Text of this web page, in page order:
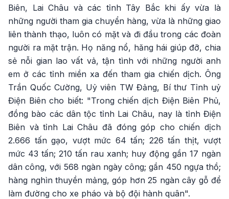
Biên, Lai Châu và các tỉnh Tây Bắc khi ấy vừa là
những người tham gia chuyển hàng, vừa là những giao
liên thành thạo, luôn có mặt và đi đầu trong các đoàn
người ra mặt trận. Họ năng nổ, hăng hái giúp đỡ, chia
sẻ nỗi gian lao vất vả, tận tình với những người anh
em ở các tỉnh miền xa đến tham gia chiến dịch. Ông
Trần Quốc Cường, Uỷ viên TW Đảng, Bí thư Tỉnh uỷ
Điện Biên cho biết: "Trong chiến dịch Điện Biên Phủ,
đồng bào các dân tộc tỉnh Lai Châu, nay là tỉnh Điện
Biên và tỉnh Lai Châu đã đóng góp cho chiến dịch
2.666 tấn gạo, vượt mức 64 tấn; 226 tấn thịt, vượt
mức 43 tấn; 210 tấn rau xanh; huy động gần 17 ngàn
dân công, với 568 ngàn ngày công; gần 450 ngựa thồ;
hàng nghìn thuyền mảng, góp hơn 25 ngàn cây gỗ để
làm đường cho xe pháo và bộ đội hành quân".